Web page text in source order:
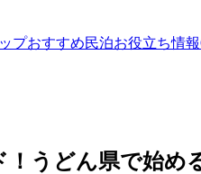
プおすすめ民泊お役立ち情報
うどん県で始め